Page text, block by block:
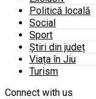
Politică locală
Social
Sport
Știri din județ
Viața în Jiu
Turism
Connect with us